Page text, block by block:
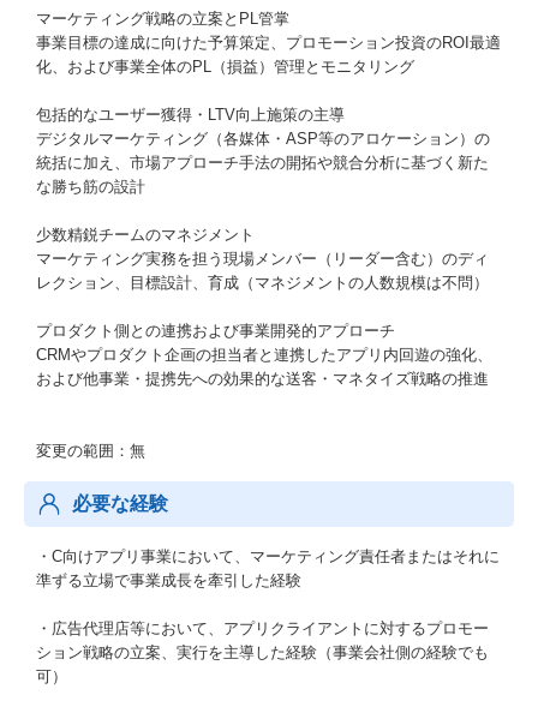
マーケティング戦略の立案とPL管掌
事業目標の達成に向けた予算策定、プロモーション投資のROI最適
化、および事業全体のPL（損益）管理とモニタリング
包括的なユーザー獲得・LTV向上施策の主導
デジタルマーケティング（各媒体・ASP等のアロケーション）の
統括に加え、市場アプローチ手法の開拓や競合分析に基づく新た
な勝ち筋の設計
少数精鋭チームのマネジメント
マーケティング実務を担う現場メンバー（リーダー含む）のディ
レクション、目標設計、育成（マネジメントの人数規模は不問）
プロダクト側との連携および事業開発的アプローチ
CRMやプロダクト企画の担当者と連携したアプリ内回遊の強化、
および他事業・提携先への効果的な送客・マネタイズ戦略の推進
変更の範囲：無
必要な経験
・C向けアプリ事業において、マーケティング責任者またはそれに
準ずる立場で事業成長を牽引した経験
・広告代理店等において、アプリクライアントに対するプロモー
ション戦略の立案、実行を主導した経験（事業会社側の経験でも
可）